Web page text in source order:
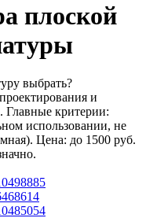
плоской
выбрать?
и
Главные критерии:
использовании, не
Цена: до 1500 руб.